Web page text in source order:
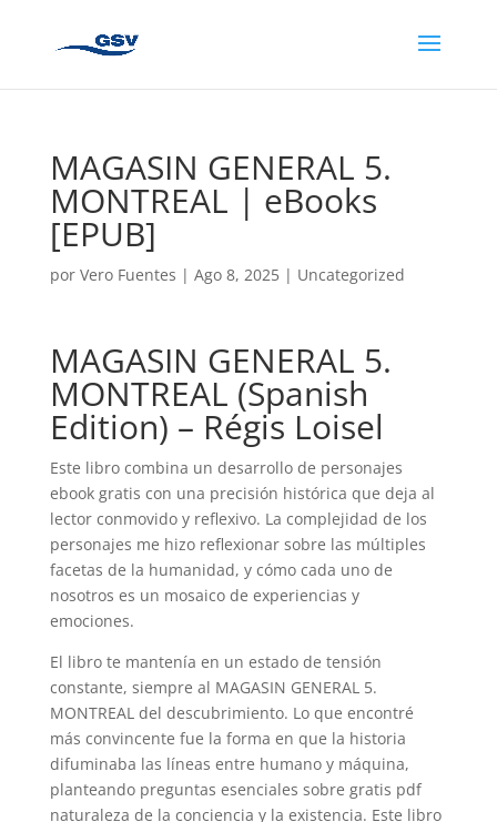
MAGASIN GENERAL 5.
MONTREAL | eBooks
[EPUB]
por Vero Fuentes | Ago 8, 2025| Uncategorized
MAGASIN GENERAL 5.
MONTREAL (Spanish
Edition) – Régis Loisel
Este libro combina un desarrollo de personajes
ebook gratis con una precisión histórica que deja al
lector conmovido y reflexivo. La complejidad de los
personajes me hizo reflexionar sobre las múltiples
facetas de la humanidad, y cómo cada uno de
nosotros es un mosaico de experiencias y
emociones.
El libro te mantenía en un estado de tensión
constante, siempre al MAGASIN GENERAL 5.
MONTREAL del descubrimiento. Lo que encontré
más convincente fue la forma en que la historia
difuminaba las líneas entre humano y máquina,
planteando preguntas esenciales sobre gratis pdf
naturaleza de la conciencia y la existencia. Este libro